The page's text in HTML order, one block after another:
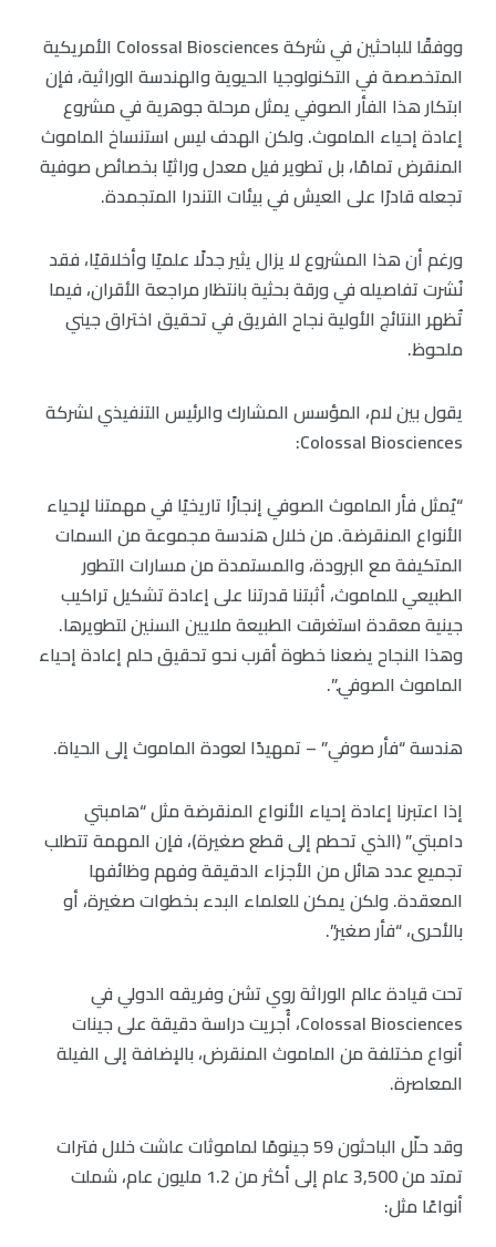
ووفقًا للباحثين في شركة Colossal Biosciences الأمريكية
المتخصصة في التكنولوجيا الحيوية والهندسة الوراثية، فإن
ابتكار هذا الفأر الصوفي يمثل مرحلة جوهرية في مشروع
إعادة إحياء الماموث. ولكن الهدف ليس استنساخ الماموث
المنقرض تمامًا، بل تطوير فيل معدل وراثيًا بخصائص صوفية
تجعله قادرًا على العيش في بيئات التندرا المتجمدة.
ورغم أن هذا المشروع لا يزال يثير جدلًا علميًا وأخلاقيًا، فقد
نُشرت تفاصيله في ورقة بحثية بانتظار مراجعة الأقران، فيما
تُظهر النتائج الأولية نجاح الفريق في تحقيق اختراق جيني
ملحوظ.
يقول بين لام، المؤسس المشارك والرئيس التنفيذي لشركة
Colossal Biosciences:
“يُمثل فأر الماموث الصوفي إنجازًا تاريخيًا في مهمتنا لإحياء
الأنواع المنقرضة. من خلال هندسة مجموعة من السمات
المتكيفة مع البرودة، والمستمدة من مسارات التطور
الطبيعي للماموث، أثبتنا قدرتنا على إعادة تشكيل تراكيب
جينية معقدة استغرقت الطبيعة ملايين السنين لتطويرها.
وهذا النجاح يضعنا خطوة أقرب نحو تحقيق حلم إعادة إحياء
الماموث الصوفي.”.
هندسة “فأر صوفي” – تمهيدًا لعودة الماموث إلى الحياة.
إذا اعتبرنا إعادة إحياء الأنواع المنقرضة مثل “هامبتي
دامبتي” (الذي تحطم إلى قطع صغيرة)، فإن المهمة تتطلب
تجميع عدد هائل من الأجزاء الدقيقة وفهم وظائفها
المعقدة. ولكن يمكن للعلماء البدء بخطوات صغيرة، أو
بالأحرى، “فأر صغير”.
تحت قيادة عالم الوراثة روي تشن وفريقه الدولي في
Colossal Biosciences، أُجريت دراسة دقيقة على جينات
أنواع مختلفة من الماموث المنقرض، بالإضافة إلى الفيلة
المعاصرة.
وقد حلّل الباحثون 59 جينومًا لماموثات عاشت خلال فترات
تمتد من 3,500 عام إلى أكثر من 1.2 مليون عام، شملت
أنواعًا مثل: